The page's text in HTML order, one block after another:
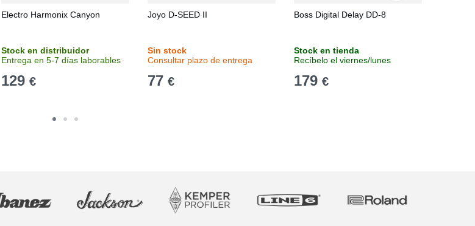
Electro Harmonix Canyon
Stock en distribuidor
Entrega en 5-7 días laborables
129 €
Joyo D-SEED II
Sin stock
Consultar plazo de entrega
77 €
Boss Digital Delay DD-8
Stock en tienda
Recíbelo el viernes/lunes
179 €